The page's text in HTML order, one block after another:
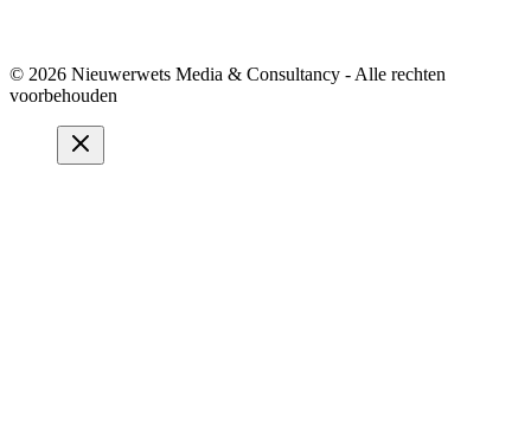
© 2026 Nieuwerwets Media & Consultancy - Alle rechten
voorbehouden